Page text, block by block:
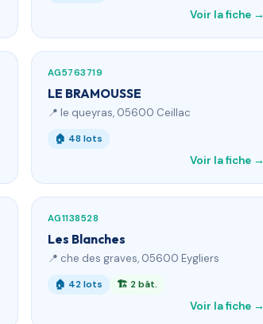
Voir la fiche →
AG5763719
LE BRAMOUSSE
📍 le queyras, 05600 Ceillac
🏠 48 lots
Voir la fiche →
AG1138528
Les Blanches
📍 che des graves, 05600 Eygliers
🏠 42 lots 🏗 2 bât.
Voir la fiche →